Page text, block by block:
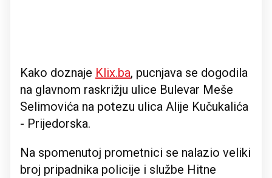
Kako doznaje Klix.ba, pucnjava se dogodila
na glavnom raskrižju ulice Bulevar Meše
Selimovića na potezu ulica Alije Kučukalića
- Prijedorska.
Na spomenutoj prometnici se nalazio veliki
broj pripadnika policije i službe Hitne